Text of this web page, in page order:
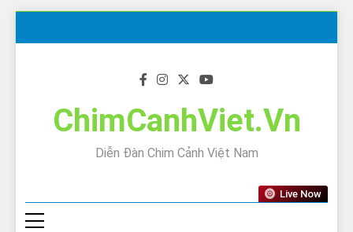
ChimCanhViet.Vn
Diễn Đàn Chim Cảnh Việt Nam
Live Now